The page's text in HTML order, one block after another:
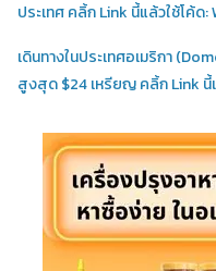
ประเทศ คลิ้ก Link นี้แล้วใช้โค้ด:
เดินทางในประเทศอเมริกา
สูงสุด $24 เหรียญ คลิ้ก Link นี้